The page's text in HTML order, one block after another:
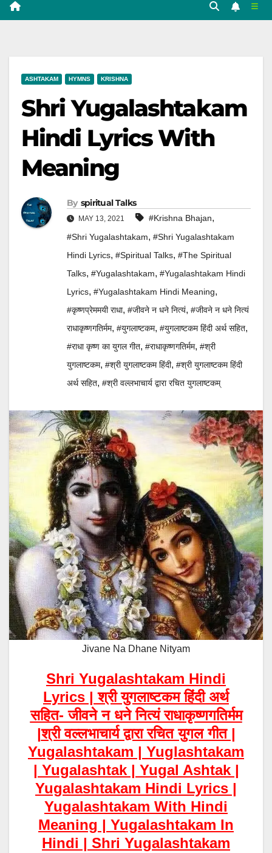
ASHTAKAM HYMNS KRISHNA
Shri Yugalashtakam
Hindi Lyrics With
Meaning
By Spiritual Talks
MAY 13, 2021 #Krishna Bhajan,
#Shri Yugalashtakam, #Shri Yugalashtakam
Hindi Lyrics, #Spiritual Talks, #the Spiritual
Talks, #yugalashtakam, #yugalashtakam Hindi
Lyrics, #yugalashtakam Hindi Meaning,
#कृष्णप्रेममयी राधा, #जीवने न धने नित्यं, #जीवने न धने नित्यं
राधाकृष्णगतिर्मम, #युगलाष्टकम, #युगलाष्टकम हिंदी अर्थ सहित,
#राधा कृष्ण का युगल गीत, #राधाकृष्णगतिर्मम, #श्री
युगलाष्टकम, #श्री युगलाष्टकम हिंदी, #श्री युगलाष्टकम हिंदी
अर्थ सहित, #श्री वल्लभाचार्य द्वारा रचित युगलाष्टकम्
Jivane Na Dhane Nityam
Shri Yugalashtakam Hindi
Lyrics |श्री युगलाष्टकम हिंदी अर्थ
सहित- जीवने न धने नित्यं राधाकृष्णगतिर्मम
|श्री वल्लभाचार्य द्वारा रचित युगल गीत |
Yugalashtakam | Yuglashtakam
| Yugalashtak | Yugal Ashtak |
Yugalashtakam Hindi Lyrics |
Yugalashtakam With Hindi
Meaning | Yugalashtakam In
Hindi | Shri Yugalashtakam